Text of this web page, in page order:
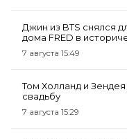
Джин из BTS снялся
дома FRED в
7 августа 15:49
Том Холланд и
свадьбу
7 августа 15:29